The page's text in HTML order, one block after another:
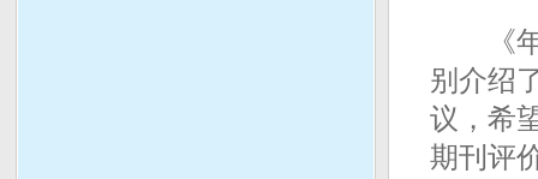
《年
别介绍
议，希
期刊评